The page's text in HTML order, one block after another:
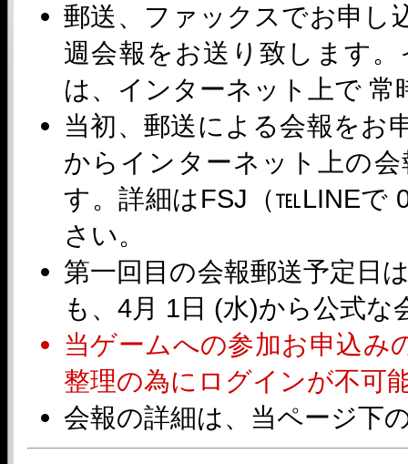
郵送、ファックスでお申し
週会報をお送り致します
は、インターネット上で 常
当初、郵送による会報をお
からインターネット上の
す。詳細はFSJ（℡LINEで
さい。
第一回目の会報郵送予定日
も、4月 1日 (水)から公式
当ゲームへの参加お申込み
整理の為にログインが不可
会報の詳細は、当ページ下